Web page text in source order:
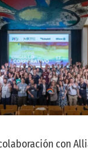
con